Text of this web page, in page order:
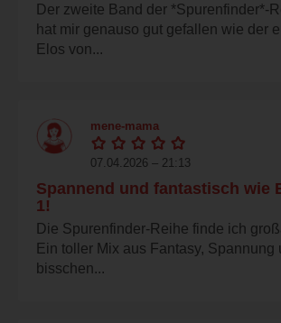
Der zweite Band der *Spurenfinder*-
hat mir genauso gut gefallen wie der
Elos von...
mene-mama
07.04.2026 – 21:13
Spannend und fantastisch wie
1!
Die Spurenfinder-Reihe finde ich
Ein toller Mix aus Fantasy, Spannung
bisschen...